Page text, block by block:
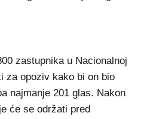
zastupnika u Nacionalnoj
za opoziv kako bi on bio
najmanje 201 glas. Nakon
će se održati pred